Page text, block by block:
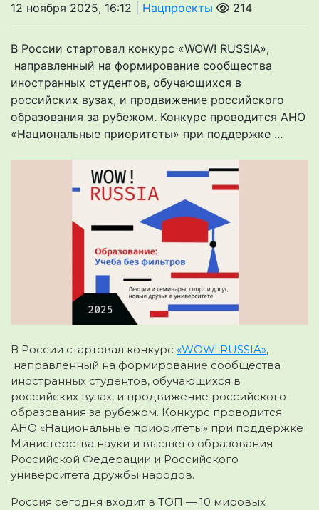
12 ноября 2025, 16:12 | Нацпроекты 214
В России стартовал конкурс «WOW! RUSSIA»,
направленный на формирование сообщества
иностранных студентов, обучающихся в
российских вузах, и продвижение российского
образования за рубежом. Конкурс проводится АНО
«Национальные приоритеты» при поддержке ...
В России стартовал конкурс «WOW! RUSSIA»,
направленный на формирование сообщества
иностранных студентов, обучающихся в
российских вузах, и продвижение российского
образования за рубежом. Конкурс проводится
АНО «Национальные приоритеты» при поддержке
Министерства науки и высшего образования
Российской Федерации и Российского
университета дружбы народов.
Россия сегодня входит в ТОП — 10 мировых